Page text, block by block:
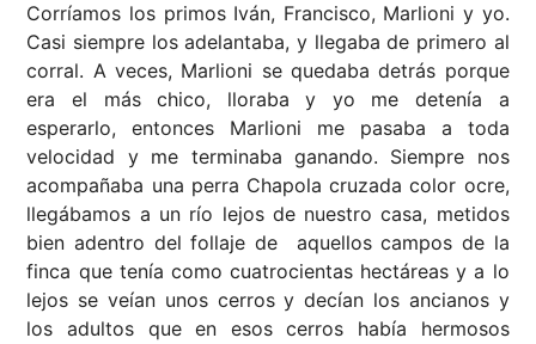
Corríamos los primos Iván, Francisco, Marlioni y yo.
Casi siempre los adelantaba, y llegaba de primero al
corral. A veces, Marlioni se quedaba detrás porque
era el más chico, lloraba y yo me detenía a
esperarlo, entonces Marlioni me pasaba a toda
velocidad y me terminaba ganando. Siempre nos
acompañaba una perra Chapola cruzada color ocre,
llegábamos a un río lejos de nuestro casa, metidos
bien adentro del follaje de aquellos campos de la
finca que tenía como cuatrocientas hectáreas y a lo
lejos se veían unos cerros y decían los ancianos y
los adultos que en esos cerros había hermosos